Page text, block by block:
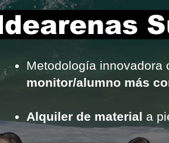
Metodología innovadora
monitor/alumno más
Alquiler de material a